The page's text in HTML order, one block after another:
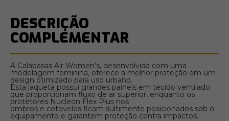
DESCRIÇÃO
COMPLEMENTAR
A Calabasas Air Women’s, desenvolvida com uma
modelagem feminina, oferece a melhor proteção em um
design otimizado para uso urbano.
Esta jaqueta possui grandes paineis em tecido ventilado
que proporcionam fluxo de ar superior, enquanto os
protetores Nucleon Flex Plus nos
ombros e cotovelos ficam sultimente posicionados sob o
equipamento e garantem proteção contra impactos.